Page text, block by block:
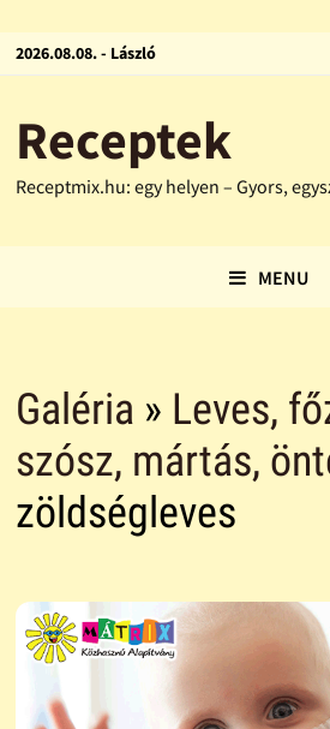
2026.08.08. - László
Receptek
Receptmix.hu: egy helyen – Gyors,
MENU
Galéria » Leves,
szósz, mártás,
zöldségleves